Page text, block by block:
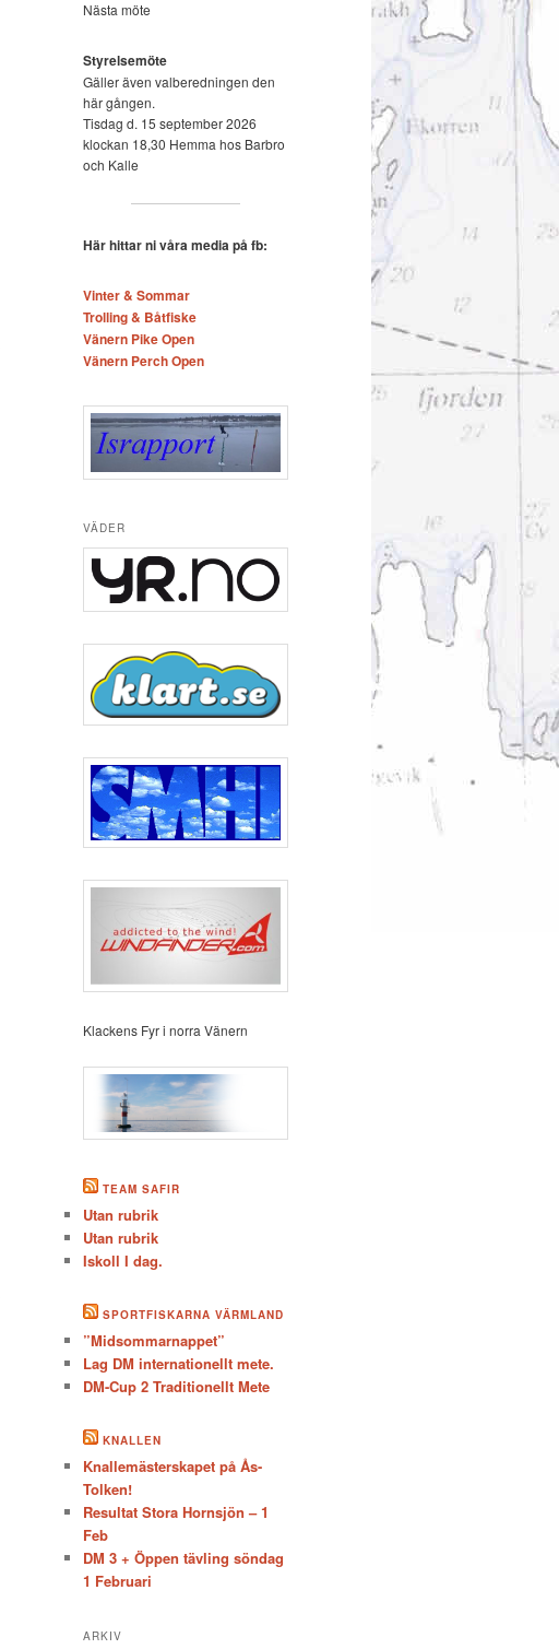
Nästa möte
Styrelsemöte
Gäller även valberedningen den
här gången.
Tisdag d. 15 september 2026
klockan 18,30 Hemma hos Barbro
och Kalle
Här hittar ni våra media på fb:
Vinter & Sommar
Trolling & Båtfiske
Vänern Pike Open
Vänern Perch Open
VÄDER
Klackens Fyr i norra Vänern
TEAM SAFIR
Utan rubrik
Utan rubrik
Iskoll I dag.
SPORTFISKARNA VÄRMLAND
”Midsommarnappet”
Lag DM internationellt mete.
DM-Cup 2 Traditionellt Mete
KNALLEN
Knallemästerskapet på Ås-
Tolken!
Resultat Stora Hornsjön – 1
Feb
DM 3 + Öppen tävling söndag
1 Februari
ARKIV